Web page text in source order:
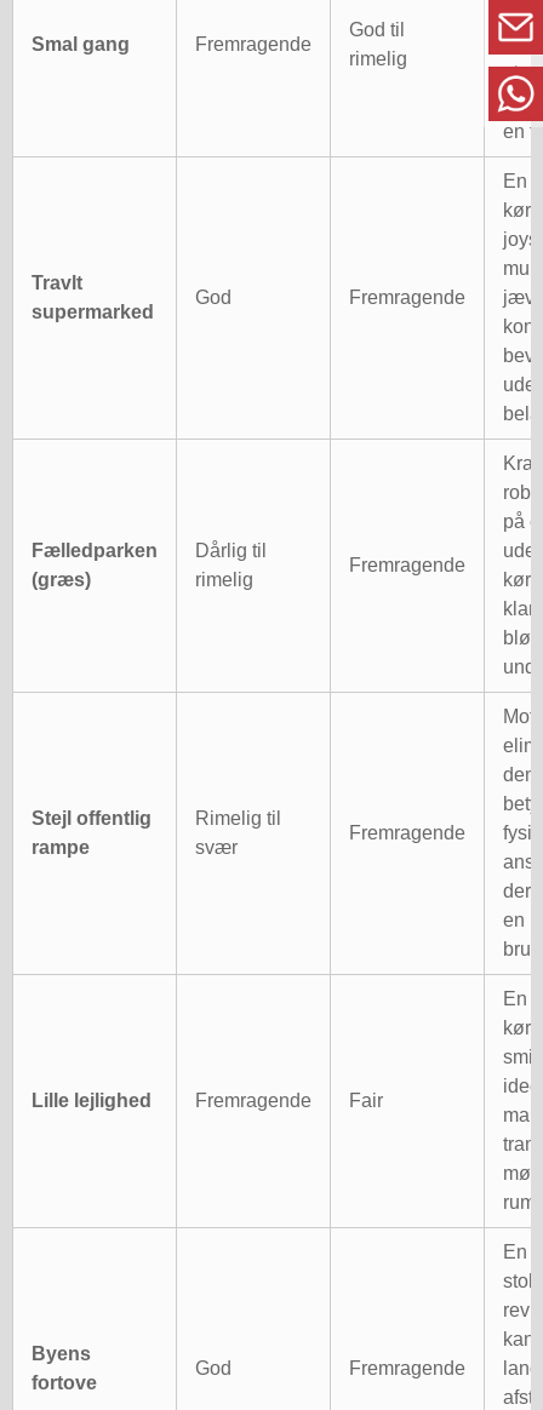
Smal gang Fremragende
God til
rimelig
og
en
Travlt
supermarked
God Fremragende
En
Fælledparken
(græs)
Dårlig til
rimelig
Fremragende
på
Stejl offentlig
rampe
Rimelig til
svær
Fremragende
den
der
en
Lille lejlighed Fremragende Fair
En
rum.
Byens
fortove
God Fremragende
En
stol